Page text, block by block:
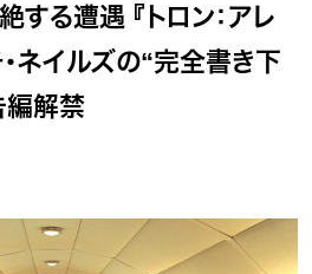
る遭遇 『トロン：アレ
・ネイルズの“完全書き下
編解禁